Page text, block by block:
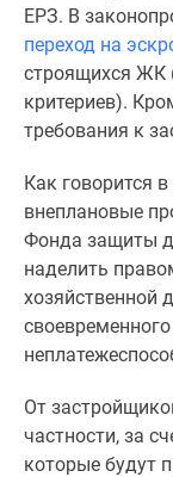
застройщики
Панорамы
новостроек
Видеообзор
новостроек
новостроек
Экология
Москвы
Подмосковья
Студии
комнатные
ЕРЗ. В
переход на
строящихся ЖК
критериев).
требования к
Как говорится
внеплановые
Фонда защиты
наделить
хозяйственной
От
частности, за
которые будут